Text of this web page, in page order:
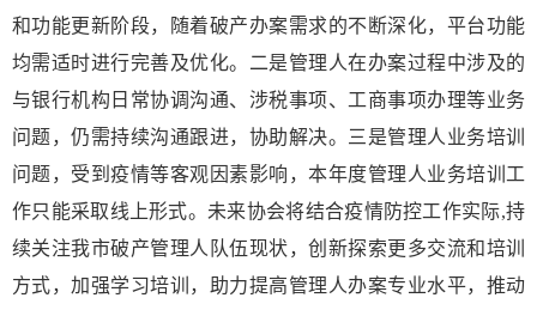
和功能更新阶段，随着破产办案需求的不断深化，平台功能
均需适时进行完善及优化。二是管理人在办案过程中涉及的
与银行机构日常协调沟通、涉税事项、工商事项办理等业务
问题，仍需持续沟通跟进，协助解决。三是管理人业务培训
问题，受到疫情等客观因素影响，本年度管理人业务培训工
作只能采取线上形式。未来协会将结合疫情防控工作实际,持
续关注我市破产管理人队伍现状，创新探索更多交流和培训
方式，加强学习培训，助力提高管理人办案专业水平，推动